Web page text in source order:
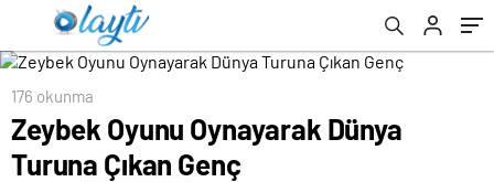
176 okunma
Zeybek Oyunu Oynayarak Dünya
Turuna Çıkan Genç